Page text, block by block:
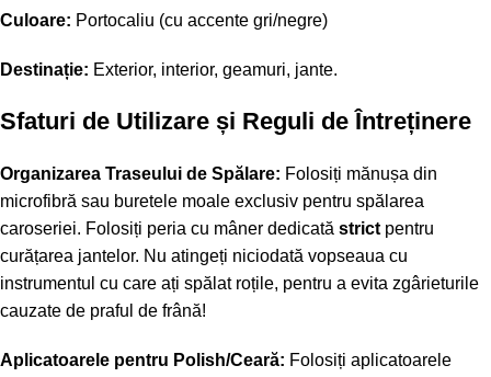
Culoare: Portocaliu (cu accente gri/negre)
Destinație: Exterior, interior, geamuri, jante.
Sfaturi de Utilizare și Reguli de Întreținere
Organizarea Traseului de Spălare: Folosiți mănușa din
microfibră sau buretele moale exclusiv pentru spălarea
caroseriei. Folosiți peria cu mâner dedicată strict pentru
curățarea jantelor. Nu atingeți niciodată vopseaua cu
instrumentul cu care ați spălat roțile, pentru a evita zgârieturile
cauzate de praful de frână!
Aplicatoarele pentru Polish/Ceară: Folosiți aplicatoarele